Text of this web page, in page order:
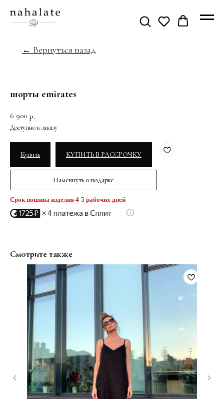
← Вернуться назад
шорты emirates
6 900 р.
Купить КУПИТЬ В РАССРОЧКУ
Намекнуть о подарке
Срок пошива изделия 4-5 рабочих дней
Смотрите также